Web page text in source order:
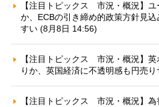
【注目トピックス 市況・概況】
か、ECBの引き締め的政策方針見
すい (8月8日 14:56)
【注目トピックス 市況・概況】
りか、英国経済に不透明感も円売
【注目トピックス 市況・概況】